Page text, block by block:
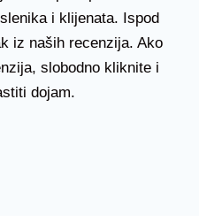
i klijenata. Ispod
iz naših recenzija. Ako
slobodno kliknite i
dojam.